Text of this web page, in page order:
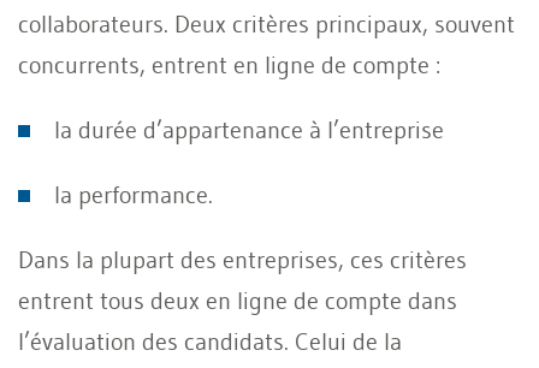
collaborateurs. Deux critères principaux, souvent
concurrents, entrent en ligne de compte :
la durée d’appartenance à l’entreprise
la performance.
Dans la plupart des entreprises, ces critères
entrent tous deux en ligne de compte dans
l’évaluation des candidats. Celui de la